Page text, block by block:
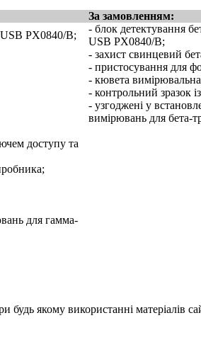
За замовленням:
PX0840/B;
- блок детектування
USB PX0840/B;
- захист свинцевий
- пристосування для
- кювета
- контрольний зразок
- узгоджені у
вимірювань для бета-
доступу та
для гамма-
будь якому використанні матеріалів